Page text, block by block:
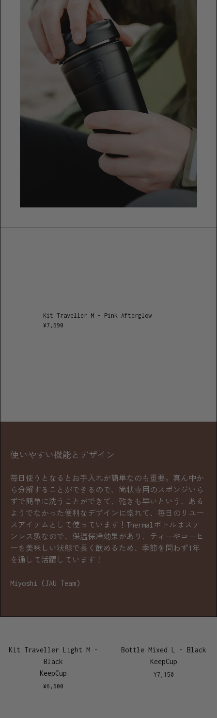
Kit Traveller M - Pink Afterglow
¥7,590
使いやすい機能とデザイン
毎日使うとなるとお手入れが簡単なのも重要。真ん中か
ら分解することができるので、筒状専用のスポンジいら
ずで簡単に洗うことができて、乾きも早いという、ある
ようでなかった便利なデザインに惚れて、毎日のリユー
スアイテムとして使っています！Thermalボトルはステ
ンレス製なので、保温保冷効果があり、ティーやコーヒ
ーを美味しい状態で長く飲めるため、季節を問わず1年
を通して活躍しています！
Miyoshi (JAU Team)
Kit Traveller Light M -
Black
KeepCup
¥6,600
Bottle Mixed L - Black
KeepCup
¥7,150